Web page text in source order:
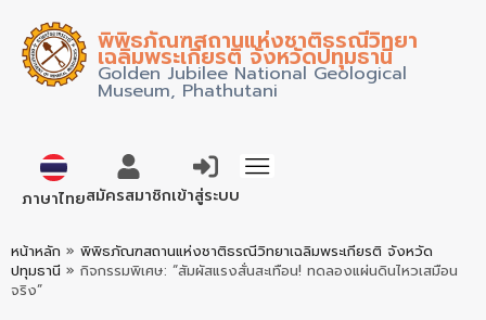
พิพิธภัณฑสถานแห่งชาติธรณีวิทยา
เฉลิมพระเกียรติ จังหวัดปทุมธานี
Golden Jubilee National Geological
Museum, Phathutani
ภาษาไทยEnglishสมัครสมาชิกเข้าสู่ระบบ
หน้าหลัก » พิพิธภัณฑสถานแห่งชาติธรณีวิทยาเฉลิมพระเกียรติ จังหวัด
ปทุมธานี » กิจกรรมพิเศษ: “สัมผัสแรงสั่นสะเทือน! ทดลองแผ่นดินไหวเสมือน
จริง”